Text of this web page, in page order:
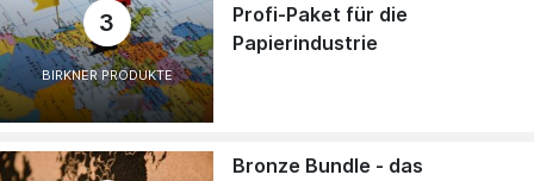
3
BIRKNER PRODUKTE
Profi-Paket für die
Papierindustrie
Bronze Bundle - das